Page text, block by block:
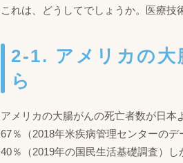
これは、どうしてでしょうか。医療技
2-1. アメリカの大
ら
アメリカの大腸がんの死亡者数が日
67％（2018年米疾病管理センターの
40％（2019年の国民生活基礎調査）し